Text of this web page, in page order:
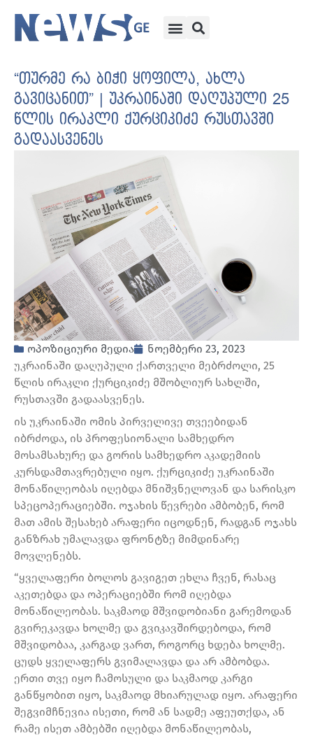
“თურმე რა ბიჭი ყოფილა, ახლა
გავიცანით” | უკრაინაში დაღუპული 25
წლის ირაკლი ქურციკიძე რუსთავში
გადაასვენეს
ოპოზიციური მედია
ნოემბერი 23, 2023
უკრაინაში დაღუპული ქართველი მებრძოლი, 25
წლის ირაკლი ქურციკიძე მშობლიურ სახლში,
რუსთავში გადაასვენეს.
ის უკრაინაში ომის პირველივე თვეებიდან
იბრძოდა, ის პროფესიონალი სამხედრო
მოსამსახურე და გორის სამხედრო აკადემიის
კურსდამთავრებული იყო. ქურციკიძე უკრაინაში
მონაწილეობას იღებდა მნიშვნელოვან და სარისკო
სპეცოპერაციებში. ოჯახის წევრები ამბობენ, რომ
მათ ამის შესახებ არაფერი იცოდნენ, რადგან ოჯახს
განზრახ უმალავდა ფრონტზე მიმდინარე
მოვლენებს.
“ყველაფერი ბოლოს გავიგეთ ეხლა ჩვენ, რასაც
აკეთებდა და ოპერაციებში რომ იღებდა
მონაწილეობას. საკმაოდ მშვიდობიანი გარემოდან
გვირეკავდა ხოლმე და გვიკავშირდებოდა, რომ
მშვიდობაა, კარგად ვართ, როგორც ხდება ხოლმე.
ცუდს ყველაფერს გვიმალავდა და არ ამბობდა.
ერთი თვე იყო ჩამოსული და საკმაოდ კარგი
განწყობით იყო, საკმაოდ მხიარულად იყო. არაფერი
შეგვიმჩნევია ისეთი, რომ ან სადმე აფეუთქდა, ან
რამე ისეთ ამბებში იღებდა მონაწილეობას,